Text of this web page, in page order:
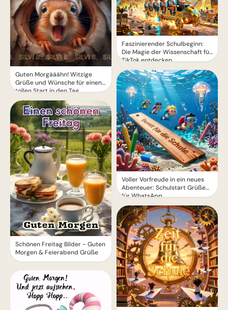
Guten Morgääähn! Witzige
Grüße und Wünsche für einen
tollen Start in den Tag
Schönen Freitag Bilder - Guten
Morgen & Feierabend Grüße
Faszinierender Schulbeginn:
Die Magie der Wissenschaft für
TikTok entdecken
Voller Vorfreude in ein neues
Abenteuer: Schulstart Grüße
für WhatsApp